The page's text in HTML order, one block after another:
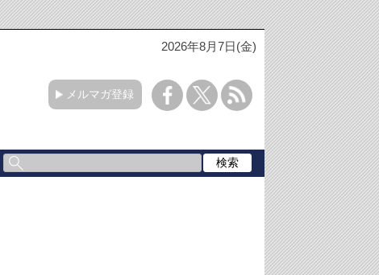
2026年8月7日(金)
メルマガ登録